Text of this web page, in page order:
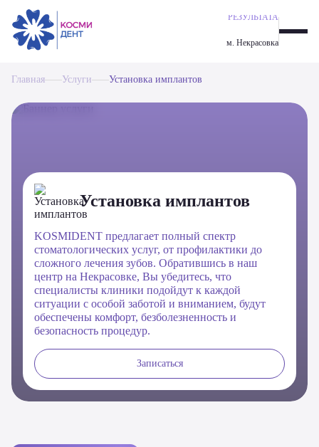
РЕЗУЛЬТАТА
м. Некрасовка
ИМПЛАНТАЦИЯ ALL-ON-6
ОДНОМОМЕНТНАЯ ИМПЛАНТАЦИЯ ЗУБОВ
ИМПЛАНТАЦИЯ ALL-ON-4
ПАРОДОНТОЛОГИЯ
Главная Услуги Установка имплантов
Установка имплантов
KOSMIDENT предлагает полный спектр
стоматологических услуг, от профилактики до
сложного лечения зубов. Обратившись в наш
центр на Некрасовке, Вы убедитесь, что
специалисты клиники подойдут к каждой
ситуации с особой заботой и вниманием, будут
обеспечены комфорт, безболезненность и
безопасность процедур.
Записаться